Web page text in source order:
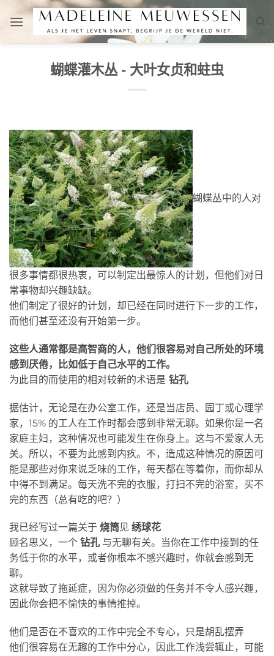
蝴蝶灌木丛 - 大叶女贞和蛀虫
蝴蝶丛中的人对
很多事情都很热衷，可以制定出最惊人的计划，但他们对日
常事物却兴趣缺缺。
他们制定了很好的计划，却已经在同时进行下一步的工作，
而他们甚至还没有开始第一步。
这些人通常都是高智商的人，他们很容易对自己所处的环境
感到厌倦，比如低于自己水平的工作。
为此目的而使用的相对较新的术语是 钻孔
据估计，无论是在办公室工作，还是当店员、园丁或心理学
家，15% 的工人在工作时都会感到非常无聊。如果你是一名
家庭主妇，这种情况也可能发生在你身上。这与不爱家人无
关。所以，不要为此感到内疚。不，造成这种情况的原因可
能是那些对你来说乏味的工作，每天都在等着你，而你却从
中得不到满足。每天洗不完的衣服，打扫不完的浴室，买不
完的东西（总有吃的吧？）
我已经写过一篇关于 烧筒见 绣球花
顾名思义，一个 钻孔 与无聊有关。当你在工作中接到的任
务低于你的水平，或者你根本不感兴趣时，你就会感到无
聊。
这就导致了拖延症，因为你必须做的任务并不令人感兴趣，
因此你会把不愉快的事情推掉。
他们是否在不喜欢的工作中完全不专心，只是胡乱摆弄
他们很容易在无趣的工作中分心，因此工作浅尝辄止，可能